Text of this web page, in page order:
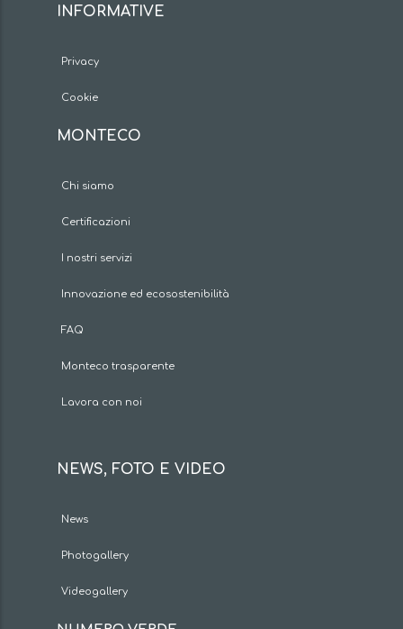
INFORMATIVE
Privacy
Cookie
MONTECO
Chi siamo
Certificazioni
I nostri servizi
Innovazione ed ecosostenibilità
FAQ
Monteco trasparente
Lavora con noi
NEWS, FOTO E VIDEO
News
Photogallery
Videogallery